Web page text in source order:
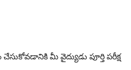
మీ వైద్యుడు పూర్తి పరీక్ష